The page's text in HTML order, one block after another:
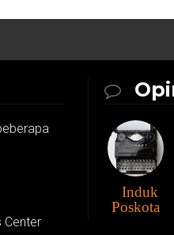
Center
Induk
Poskota